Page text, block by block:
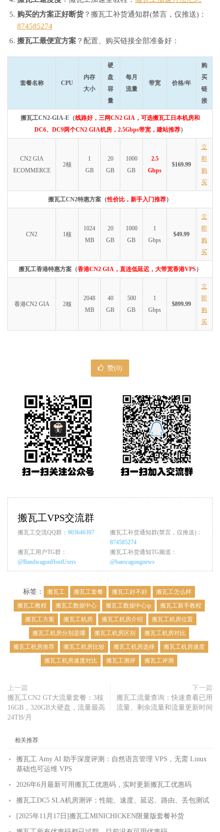
购买的方案正好断货？搬瓦工补货通知群(禁言，仅推送)：
874585274
搬瓦工最便宜方案 ？配置、购买链接全部准备好：
套餐名称 CPU
内存
大小
硬
盘
容
量
每月
流量
带宽 价格/年
购
买
链
接
搬瓦工CN2-GIA-E（线路好，三网CN2 GIA，可选搬瓦工日本机房和
DC6、DC9两个CN2 GIA机房，2.5Gbps带宽，建站推荐）
CN2 GIA
ECOMMERCE
2核
1
GB
20
GB
1000
GB
2.5
Gbps
$169.99
立
即
购
买
搬瓦工CN2特惠方案（性价比，新手入门推荐）
CN2 1核
1024
MB
20
GB
1000
GB
1
Gbps
$49.99
立
即
购
买
搬瓦工香港特惠方案（香港CN2 GIA，直连低延迟，大带宽香港VPS）
香港CN2 GIA 2核
2048
MB
40
GB
500
GB
1
Gbps
$899.99
立
即
购
买
赞(0)
搬瓦工VPS交流群
搬瓦工交流QQ群： 903646397
搬瓦工补货通知群(禁言，仅推送)：
874585274
搬瓦工用户TG群：
@BandwagonHostUsers
搬瓦工补货通知TG频道：
@banwagongnews
标签： 搬瓦工 搬瓦工套餐 搬瓦工好不好
搬瓦工怎么样
搬瓦工教程
搬瓦工数据中心 搬瓦工数据中心ip
搬瓦工新手教程
搬瓦工方案
搬瓦工机房 搬瓦工机房介绍
搬瓦工机房位置
搬瓦工机房分别是哪
搬瓦工机房区别
搬瓦工机房对比
搬瓦工机房推荐
搬瓦工机房比较 搬瓦工机房选择
搬瓦工机房速度
搬瓦工机房速度对比
搬瓦工测评 搬瓦工评测
上一篇
搬瓦工CN2 GT大流量套餐：3核
16GB，320GB大硬盘，流量最高
24TB/月
下一篇
搬瓦工流量查询：快速查看已用
流量、剩余流量和流量更新时间
相关推荐
搬瓦工 Amy AI 助手深度评测：自然语言管理 VPS，无需 Linux
基础也可运维 VPS
2026年6月最新可用搬瓦工优惠码，实时更新搬瓦工优惠码
搬瓦工DC5 SLA机房测评：性能、速度、延迟、路由、丢包测试
[2025年11月17日]搬瓦工MINICHICKEN限量版套餐补货